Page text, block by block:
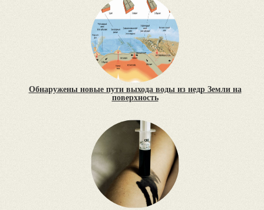
Обнаружены новые пути выхода воды из недр Земли на
поверхность